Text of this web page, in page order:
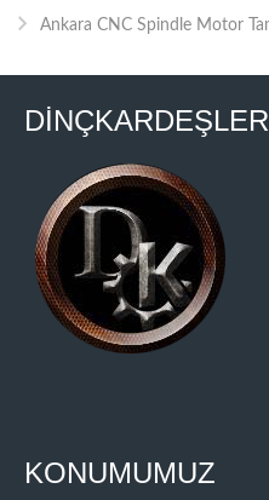
Ankara CNC Spindle Motor
KONUMUMUZ